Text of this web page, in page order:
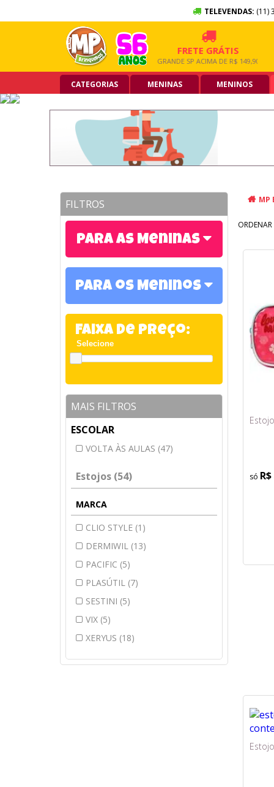
TELEVENDAS: (11)
10X SEM JUROS
NO CARTÃO DE CRÉDITO
FRETE GRÁTIS
GRANDE SP ACIMA DE R$ 149,90
CATEGORIAS MENINAS MENINOS
FILTROS
Para as Meninas
Para os Meninos
Faixa de Preço:
MAIS FILTROS
ESCOLAR
VOLTA ÀS AULAS (47)
Estojos (54)
MARCA
CLIO STYLE (1)
DERMIWIL (13)
PACIFIC (5)
PLASÚTIL (7)
SESTINI (5)
VIX (5)
XERYUS (18)
MP
ORDENAR